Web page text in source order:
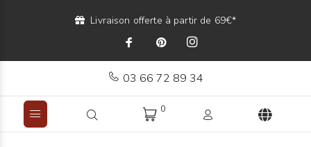
Livraison offerte à partir de 69€*
03 66 72 89 34
0